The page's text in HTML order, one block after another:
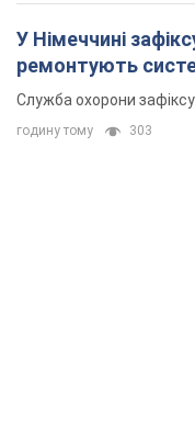
У Німеччині
ремонтують
Служба охорони
годину тому 303